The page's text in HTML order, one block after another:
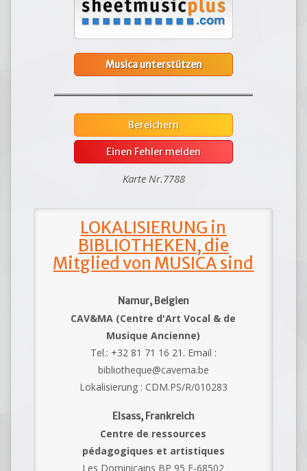
Musica unterstützen
Bereichern
Einen Fehler melden
Karte Nr.7788
LOKALISIERUNG in
BIBLIOTHEKEN, die
Mitglied von MUSICA sind
Namur, Belgien
CAV&MA (Centre d'Art Vocal & de
Musique Ancienne)
Tel.: +32 81 71 16 21. Email :
bibliotheque@cavema.be
Lokalisierung : CDM.PS/R/010283
Elsass, Frankreich
Centre de ressources
pédagogiques et artistiques
Les Dominicains BP 95 F-68502